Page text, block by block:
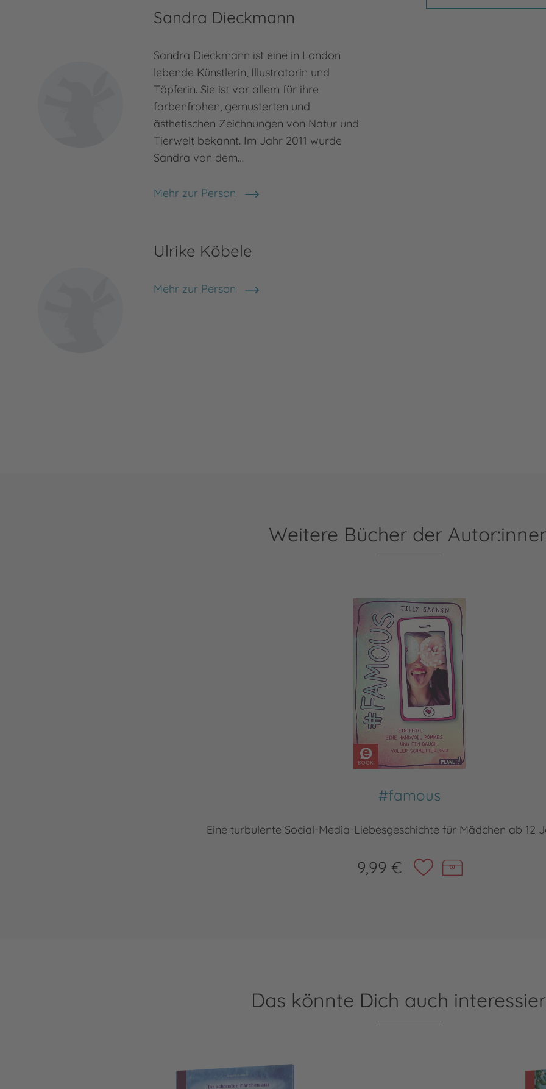
Sandra Dieckmann
Sandra Dieckmann ist eine in London
lebende Künstlerin, Illustratorin und
Töpferin. Sie ist vor allem für ihre
farbenfrohen, gemusterten und
ästhetischen Zeichnungen von Natur und
Tierwelt bekannt. Im Jahr 2011 wurde
Sandra von dem…
Mehr zur Person
Sandra Dieckmann
Ulrike Köbele
Mehr zur Person
Ulrike Köbele
Weitere Bücher der
#famous
Eine turbulente Social-Media-Liebesgeschichte für Mädchen ab 12
9,99 €
Das könnte Dich auch